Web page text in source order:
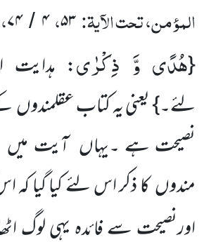
المؤمن، تحت الآیۃ:۵۳،۴ /۷۴
{هُدًى وَّ ذِكْرٰى: ہدایت
لئے۔} یعنی یہ کتاب عقلمندوں
نصیحت ہے ۔یہاں آیت
مندوں کا ذکر اس لئے کیا گیا
اورنصیحت سے فائدہ یہی لوگ